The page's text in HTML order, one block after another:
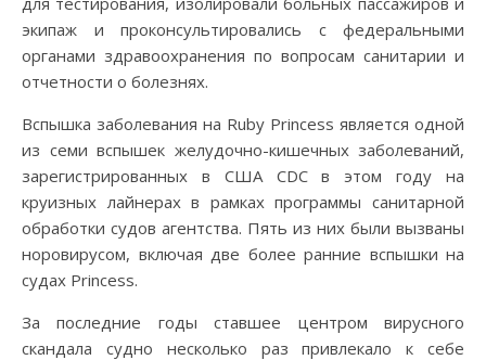
экипаж и проконсультировались с федеральными
органами здравоохранения по вопросам санитарии и
отчетности о болезнях.
Вспышка заболевания на Ruby Princess является одной
из семи вспышек желудочно-кишечных заболеваний,
зарегистрированных в США CDC в этом году на
круизных лайнерах в рамках программы санитарной
обработки судов агентства. Пять из них были вызваны
норовирусом, включая две более ранние вспышки на
судах Princess.
За последние годы ставшее центром вирусного
скандала судно несколько раз привлекало к себе